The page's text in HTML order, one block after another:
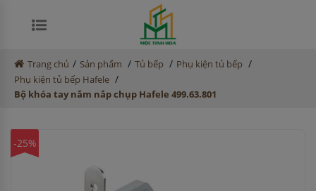
Trang chủ / Sản phẩm / Tủ bếp / Phụ kiện tủ bếp /
Phụ kiện tủ bếp Hafele /
Bộ khóa tay nắm nắp chụp Hafele 499.63.801
-25%